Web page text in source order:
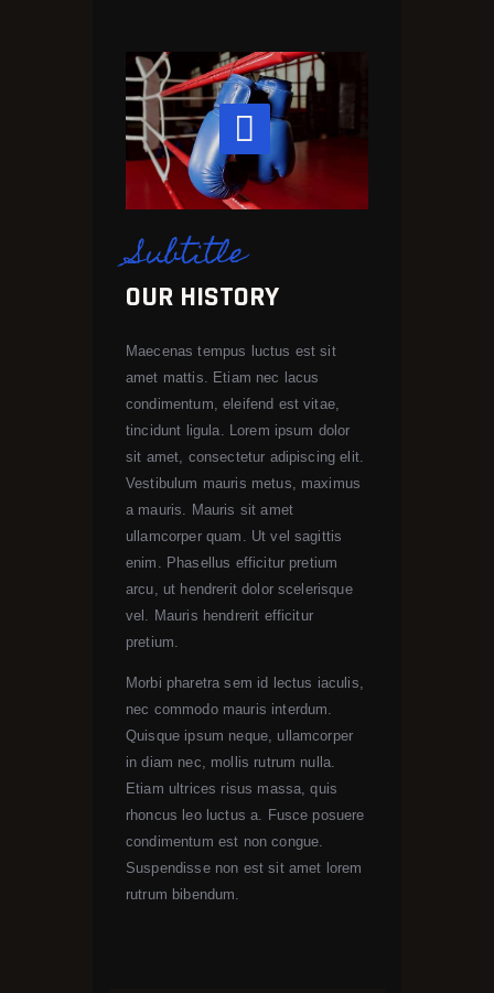
Subtitle
OUR HISTORY
Maecenas tempus luctus est sit
amet mattis. Etiam nec lacus
condimentum, eleifend est vitae,
tincidunt ligula. Lorem ipsum dolor
sit amet, consectetur adipiscing elit.
Vestibulum mauris metus, maximus
a mauris. Mauris sit amet
ullamcorper quam. Ut vel sagittis
enim. Phasellus efficitur pretium
arcu, ut hendrerit dolor scelerisque
vel. Mauris hendrerit efficitur
pretium.
Morbi pharetra sem id lectus iaculis,
nec commodo mauris interdum.
Quisque ipsum neque, ullamcorper
in diam nec, mollis rutrum nulla.
Etiam ultrices risus massa, quis
rhoncus leo luctus a. Fusce posuere
condimentum est non congue.
Suspendisse non est sit amet lorem
rutrum bibendum.